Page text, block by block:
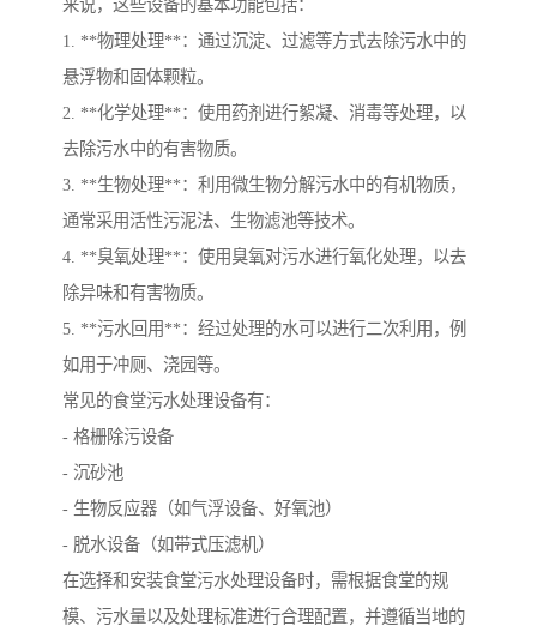
来说，这些设备的基本功能包括：
1. **物理处理**：通过沉淀、过滤等方式去除污水中的
悬浮物和固体颗粒。
2. **化学处理**：使用药剂进行絮凝、消毒等处理，以
去除污水中的有害物质。
3. **生物处理**：利用微生物分解污水中的有机物质，
通常采用活性污泥法、生物滤池等技术。
4. **臭氧处理**：使用臭氧对污水进行氧化处理，以去
除异味和有害物质。
5. **污水回用**：经过处理的水可以进行二次利用，例
如用于冲厕、浇园等。
常见的食堂污水处理设备有：
- 格栅除污设备
- 沉砂池
- 生物反应器（如气浮设备、好氧池）
- 脱水设备（如带式压滤机）
在选择和安装食堂污水处理设备时，需根据食堂的规
模、污水量以及处理标准进行合理配置，并遵循当地的